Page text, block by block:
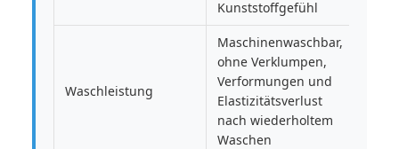
Kunststoffgefühl
Waschleistung
Maschinenwaschbar,
ohne Verklumpen,
Verformungen und
Elastizitätsverlust
nach wiederholtem
Waschen